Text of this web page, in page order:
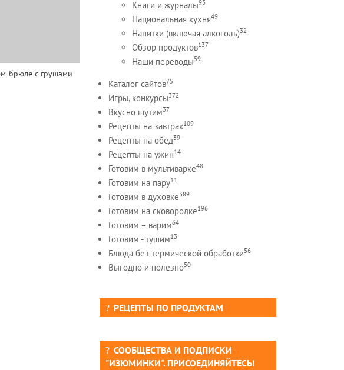
брюле с грушами
Книги и журналы93
Национальная кухня49
Напитки (включая алкоголь)32
Обзор продуктов137
Наши переводы59
Каталог сайтов75
Игры, конкурсы372
Вкусно шутим37
Рецепты на завтрак109
Рецепты на обед39
Рецепты на ужин14
Готовим в мультиварке48
Готовим на пару11
Готовим в духовке389
Готовим на сковородке196
Готовим – варим64
Готовим - тушим13
Блюда без термической обработки56
Выгодно и полезно50
РЕЦЕПТЫ ПО ПРОДУКТАМ
СООБЩЕСТВА И ПОДПИСКИ
"ИЗЮМИНКИ". ПРИСОЕДИНЯЙТЕСЬ!